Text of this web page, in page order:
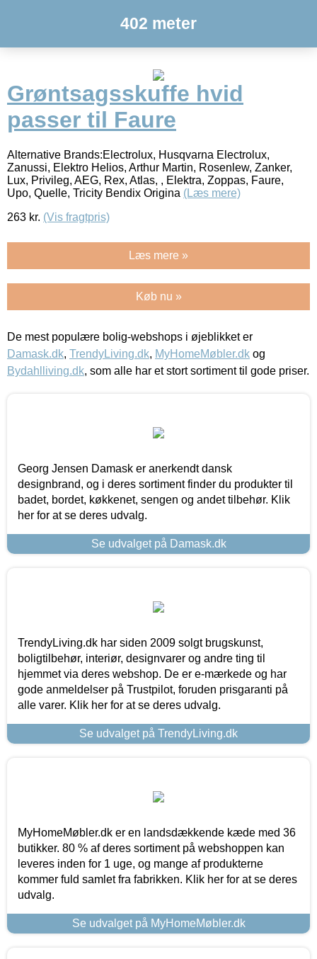
402 meter
Grøntsagsskuffe hvid
passer til Faure
Alternative Brands:Electrolux, Husqvarna Electrolux,
Zanussi, Elektro Helios, Arthur Martin, Rosenlew, Zanker,
Lux, Privileg, AEG, Rex, Atlas, , Elektra, Zoppas, Faure,
Upo, Quelle, Tricity Bendix Origina (Læs mere)
263 kr. (Vis fragtpris)
Læs mere »
Køb nu »
De mest populære bolig-webshops i øjeblikket er
Damask.dk, TrendyLiving.dk, MyHomeMøbler.dk og
Bydahlliving.dk, som alle har et stort sortiment til gode priser.
Georg Jensen Damask er anerkendt dansk
designbrand, og i deres sortiment finder du produkter til
badet, bordet, køkkenet, sengen og andet tilbehør. Klik
her for at se deres udvalg.
Se udvalget på Damask.dk
TrendyLiving.dk har siden 2009 solgt brugskunst,
boligtilbehør, interiør, designvarer og andre ting til
hjemmet via deres webshop. De er e-mærkede og har
gode anmeldelser på Trustpilot, foruden prisgaranti på
alle varer. Klik her for at se deres udvalg.
Se udvalget på TrendyLiving.dk
MyHomeMøbler.dk er en landsdækkende kæde med 36
butikker. 80 % af deres sortiment på webshoppen kan
leveres inden for 1 uge, og mange af produkterne
kommer fuld samlet fra fabrikken. Klik her for at se deres
udvalg.
Se udvalget på MyHomeMøbler.dk